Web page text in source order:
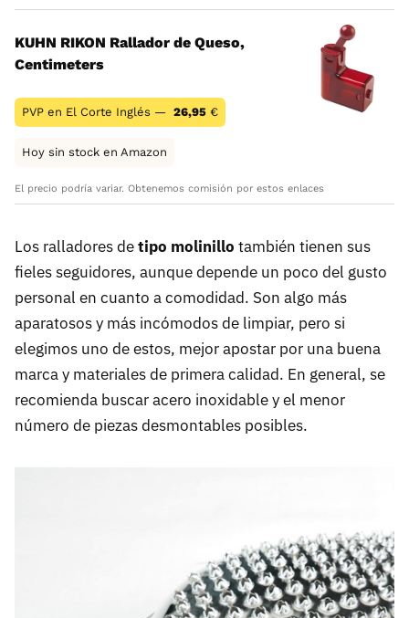
KUHN RIKON Rallador de Queso,
Centimeters
PVP en El Corte Inglés — 26,95 €
Hoy sin stock en Amazon
El precio podría variar. Obtenemos comisión por estos enlaces
Los ralladores detipo molinillo también tienen sus
fieles seguidores, aunque depende un poco del gusto
personal en cuanto a comodidad. Son algo más
aparatosos y más incómodos de limpiar, pero si
elegimos uno de estos, mejor apostar por una buena
marca y materiales de primera calidad. En general, se
recomienda buscar acero inoxidable y el menor
número de piezas desmontables posibles.